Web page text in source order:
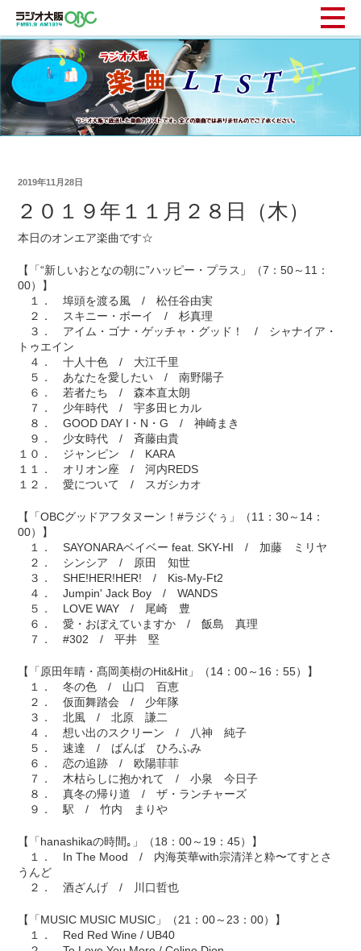
2019年11月28日
２０１９年１１月２８日（木）
本日のオンエア楽曲です☆
【「“新しいおとなの朝に”ハッピー・プラス」（7：50～11：
00）】
１． 埠頭を渡る風 / 松任谷由実
２． スキニー・ボーイ / 杉真理
３． アイム・ゴナ・ゲッチャ・グッド！ / シャナイア・
トゥエイン
４． 十人十色 / 大江千里
５． あなたを愛したい / 南野陽子
６． 若者たち / 森本直太朗
７． 少年時代 / 宇多田ヒカル
８． GOOD DAY I・N・G / 神崎まき
９． 少女時代 / 斉藤由貴
１０． ジャンピン / KARA
１１． オリオン座 / 河内REDS
１２． 愛について / スガシカオ
【「OBCグッドアフタヌーン！#ラジぐぅ」（11：30～14：
00）】
１． SAYONARAベイベー feat. SKY-HI / 加藤 ミリヤ
２． シンシア / 原田 知世
３． SHE!HER!HER! / Kis-My-Ft2
４． Jumpin' Jack Boy / WANDS
５． LOVE WAY / 尾崎 豊
６． 愛・おぼえていますか / 飯島 真理
７． #302 / 平井 堅
【「原田年晴・髙岡美樹のHit&Hit」（14：00～16：55）】
１． 冬の色 / 山口 百恵
２． 仮面舞踏会 / 少年隊
３． 北風 / 北原 謙二
４． 想い出のスクリーン / 八神 純子
５． 速達 / ばんば ひろふみ
６． 恋の追跡 / 欧陽菲菲
７． 木枯らしに抱かれて / 小泉 今日子
８． 真冬の帰り道 / ザ・ランチャーズ
９． 駅 / 竹内 まりや
【「hanashikaの時間｡」（18：00～19：45）】
１． In The Mood / 内海英華with宗清洋と粋〜てすとさ
うんど
２． 酒ざんげ / 川口哲也
【「MUSIC MUSIC MUSIC」（21：00～23：00）】
１． Red Red Wine / UB40